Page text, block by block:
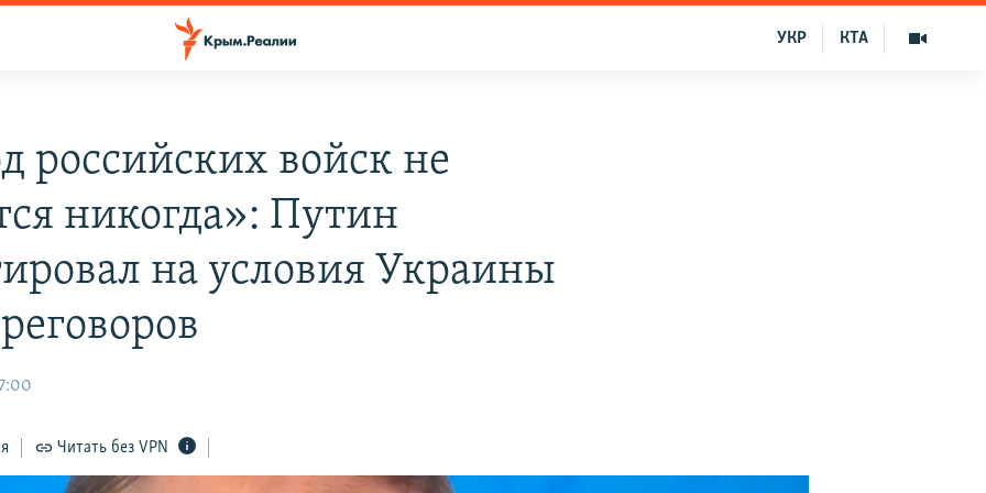
КТА
УКР
российских войск не
никогда»: Путин
на условия Украины
Читать без VPN